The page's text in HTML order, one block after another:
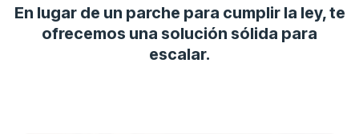
En lugar de un parche para cumplir la ley, te
ofrecemos una solución sólida para
escalar.